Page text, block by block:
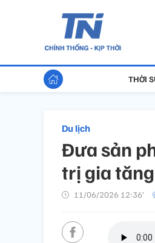
THỜI
Du lịch
Đưa sản
trị gia
11/06/2026 12:36’